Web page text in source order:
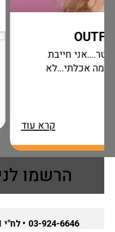
הרשמו
03-924-6646 • לח"י 31 בני ברק ,קומה 3